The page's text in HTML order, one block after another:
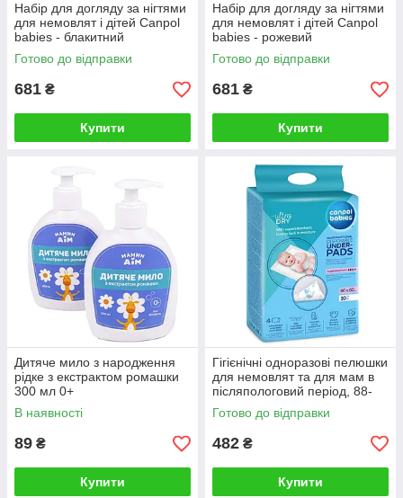
Набір для догляду за нігтями
для немовлят і дітей Canpol
babies - блакитний
Готово до відправки
681 ₴
Купити
Набір для догляду за нігтями
для немовлят і дітей Canpol
babies - рожевий
Готово до відправки
681 ₴
Купити
Дитяче мило з народження
рiдке з екстрактом ромашки
300 мл 0+
В наявності
89 ₴
Купити
Гігієнічні одноразові пелюшки
для немовлят та для мам в
післяпологовий період, 88-
002
Готово до відправки
482 ₴
Купити